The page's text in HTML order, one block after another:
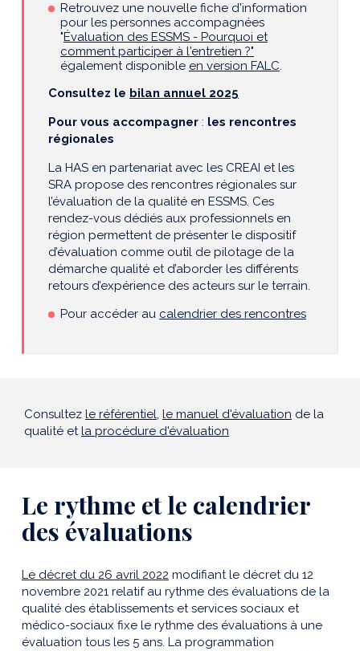
Retrouvez une nouvelle fiche d'information
pour les personnes accompagnées
"Évaluation des ESSMS - Pourquoi et
comment participer à l'entretien ?"
également disponible en version FALC.
Consultez le bilan annuel 2025
Pour vous accompagner : les rencontres
régionales
La HAS en partenariat avec les CREAI et les
SRA propose des rencontres régionales sur
l’évaluation de la qualité en ESSMS. Ces
rendez-vous dédiés aux professionnels en
région permettent de présenter le dispositif
d’évaluation comme outil de pilotage de la
démarche qualité et d’aborder les différents
retours d’expérience des acteurs sur le terrain.
Pour accéder au calendrier des rencontres
Consultez le référentiel, le manuel d'évaluation de la
qualité etla procédure d'évaluation
Le rythme et le calendrier
des évaluations
Le décret du 26 avril 2022 modifiant le décret du 12
novembre 2021 relatif au rythme des évaluations de la
qualité des établissements et services sociaux et
médico-sociaux fixe le rythme des évaluations à une
évaluation tous les 5 ans. La programmation